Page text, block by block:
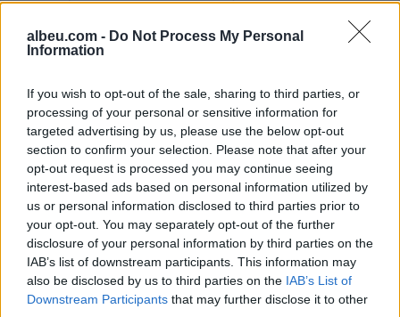
albeu.com - Do Not Process My Personal
Information
If you wish to opt-out of the sale, sharing to third parties, or
processing of your personal or sensitive information for
targeted advertising by us, please use the below opt-out
section to confirm your selection. Please note that after your
opt-out request is processed you may continue seeing
interest-based ads based on personal information utilized by
us or personal information disclosed to third parties prior to
your opt-out. You may separately opt-out of the further
disclosure of your personal information by third parties on the
IAB’s list of downstream participants. This information may
also be disclosed by us to third parties on the IAB’s List of
Downstream Participants that may further disclose it to other
E rëndë/ Skiatorja ndërron
Rrëfim tronditës nga
moshën 15-vjeçare jam…
FOTO/ Chiara Ferragni më
e dashuruar se kurrë,
kush është CEO që i
rrëmbeu zemrën pas
ndarjes
Humbi në pyllin e
Llogarasë, gjendet pas
disa orësh turisti francez